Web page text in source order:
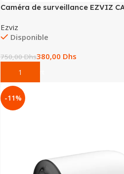
Caméra de surveillance EZVIZ
Ezviz
Disponible
750,00Dhs380,00 Dhs
Add To Cart
-11%